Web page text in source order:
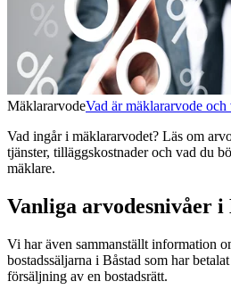
MäklararvodeVad är mäklararvode och
Vad ingår i mäklararvodet? Läs om
tjänster, tilläggskostnader och vad du
mäklare.
Vanliga arvodesnivåer i
Vi har även sammanställt information
bostadssäljarna i Båstad som har
försäljning av en bostadsrätt.